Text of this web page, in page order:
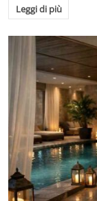
Leggi di più